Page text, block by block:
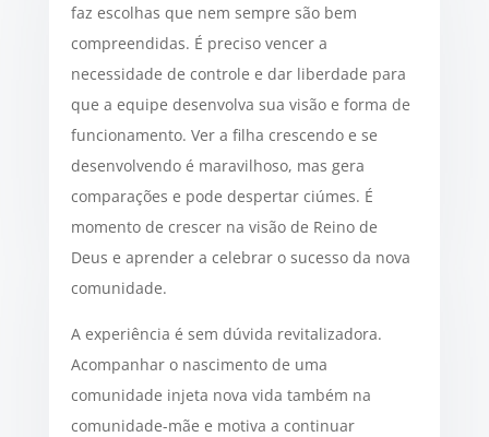
faz escolhas que nem sempre são bem
compreendidas. É preciso vencer a
necessidade de controle e dar liberdade para
que a equipe desenvolva sua visão e forma de
funcionamento. Ver a filha crescendo e se
desenvolvendo é maravilhoso, mas gera
comparações e pode despertar ciúmes. É
momento de crescer na visão de Reino de
Deus e aprender a celebrar o sucesso da nova
comunidade.
A experiência é sem dúvida revitalizadora.
Acompanhar o nascimento de uma
comunidade injeta nova vida também na
comunidade-mãe e motiva a continuar